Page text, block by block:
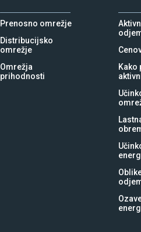
Prenosno omrežje
Distribucijsko
omrežje
Omrežja
prihodnosti
Kako